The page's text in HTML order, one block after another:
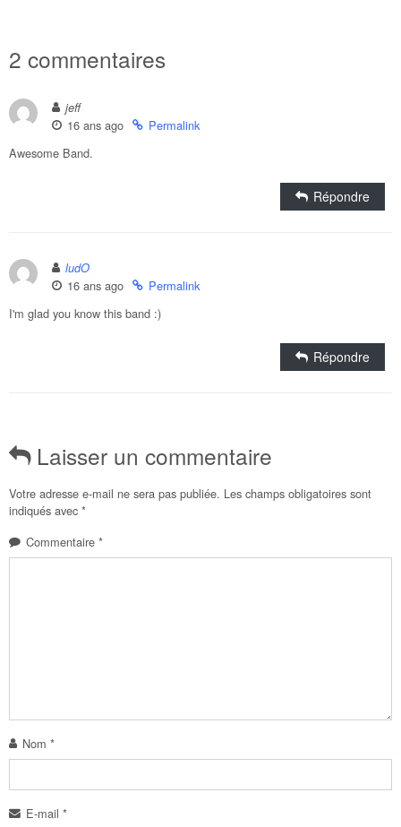
2 commentaires
jeff
16 ans ago
Permalink
Awesome Band.
Répondre
ludO
16 ans ago
Permalink
I'm glad you know this band :)
Répondre
Laisser un commentaire
Votre adresse e-mail ne sera pas publiée. Les champs obligatoires sont
indiqués avec *
Commentaire *
Nom *
E-mail *